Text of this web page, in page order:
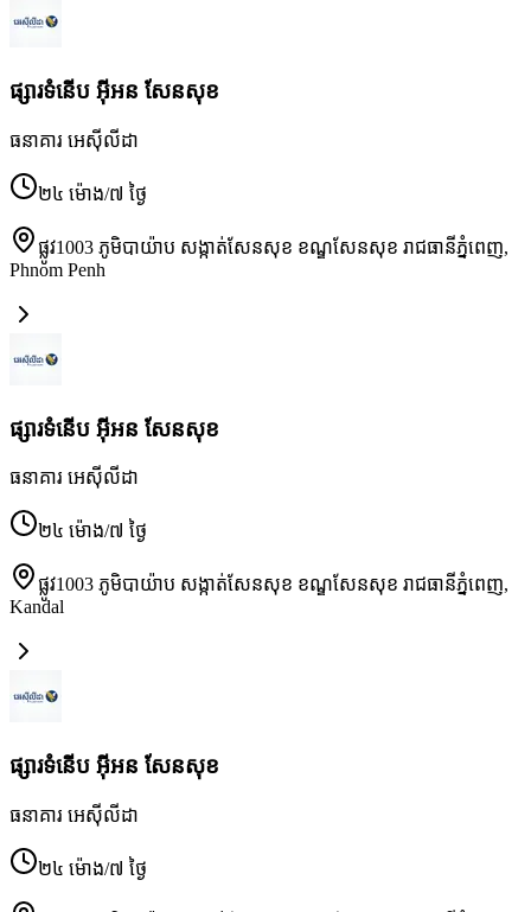
ផ្សារទំនើប អ៊ីអន សែនសុខ
ធនាគារ អេស៊ីលីដា
២៤ ម៉ោង/៧ ថ្ងៃ
ផ្លូវ1003 ភូមិបាយ៉ាប សង្កាត់សែនសុខ ខណ្ឌសែនសុខ រាជធានីភ្នំពេញ,
Phnom Penh
ផ្សារទំនើប អ៊ីអន សែនសុខ
ធនាគារ អេស៊ីលីដា
២៤ ម៉ោង/៧ ថ្ងៃ
ផ្លូវ1003 ភូមិបាយ៉ាប សង្កាត់សែនសុខ ខណ្ឌសែនសុខ រាជធានីភ្នំពេញ,
Kandal
ផ្សារទំនើប អ៊ីអន សែនសុខ
ធនាគារ អេស៊ីលីដា
២៤ ម៉ោង/៧ ថ្ងៃ